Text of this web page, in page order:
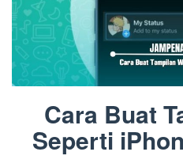
Cara Buat
Seperti